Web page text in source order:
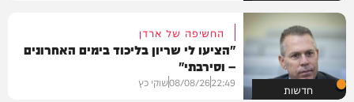
חדשות
החשיפה של ארדן
"הציעו לי שריון בליכוד בימים האחרונים
– וסירבתי"
22:49
08/08/26שוקי כץ